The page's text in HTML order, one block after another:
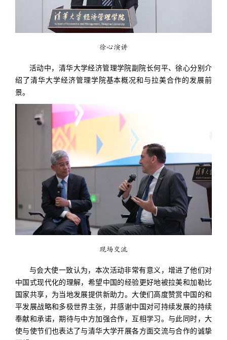
徐心演讲
活动中，清华大学经济管理学院副院长何平、徐心分别介
绍了清华大学经济管理学院基本概况和与拉美合作的发展前
景。
现场交流
与会大使一致认为，本次活动非常有意义，增进了他们对
中国式现代化的理解，希望中国的经验更好地被拉美和加勒比
国家共享，为当地发展提供新助力。大使们高度赞赏中国的和
平发展战略和多极世界主张，并感谢中国对可持续发展的持续
奉献和承诺，期待与中方加强合作，互相学习。与此同时，大
使与使节们也表达了与清华大学开展各方面交流与合作的诚挚